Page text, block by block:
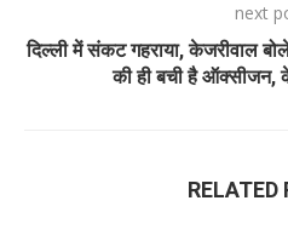
next
दिल्ली में संकट गहराया, केजरीवाल
की ही बची है ऑक्सीजन,
RELATED